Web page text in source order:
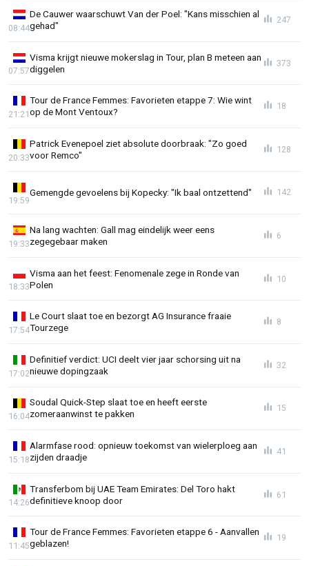
De Cauwer waarschuwt Van der Poel: "Kans misschien al
gehad"
08:44
247
Visma krijgt nieuwe mokerslag in Tour, plan B meteen aan
diggelen
07:57
373
Tour de France Femmes: Favorieten etappe 7: Wie wint
op de Mont Ventoux?
21:21
18
Patrick Evenepoel ziet absolute doorbraak: "Zo goed
voor Remco"
20:33
128
Gemengde gevoelens bij Kopecky: "Ik baal ontzettend"
19:59
142
Na lang wachten: Gall mag eindelijk weer eens
zegegebaar maken
19:33
6
Visma aan het feest: Fenomenale zege in Ronde van
Polen
18:33
10
Le Court slaat toe en bezorgt AG Insurance fraaie
Tourzege
17:54
8
Definitief verdict: UCI deelt vier jaar schorsing uit na
nieuwe dopingzaak
17:02
32
Soudal Quick-Step slaat toe en heeft eerste
zomeraanwinst te pakken
16:04
15
Alarmfase rood: opnieuw toekomst van wielerploeg aan
zijden draadje
15:18
41
Transferbom bij UAE Team Emirates: Del Toro hakt
definitieve knoop door
14:26
61
Tour de France Femmes: Favorieten etappe 6 - Aanvallen
geblazen!
11:45
19